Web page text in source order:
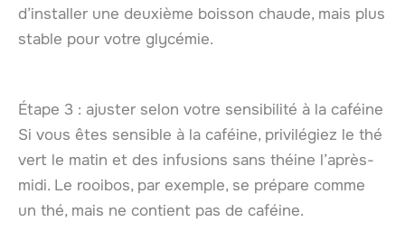
d’installer une deuxième boisson chaude, mais plus
stable pour votre glycémie.
Étape 3 : ajuster selon votre sensibilité à la caféine
Si vous êtes sensible à la caféine, privilégiez le thé
vert le matin et des infusions sans théine l’après-
midi. Le rooibos, par exemple, se prépare comme
un thé, mais ne contient pas de caféine.